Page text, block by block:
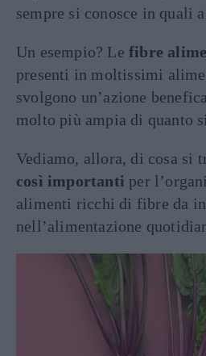
sempre si conosce in quali
Un esempio? Le fibre
presenti in moltissimi
svolgono un’azione
molto più ampia di quanto
Vediamo, allora, di cosa si
così importanti per
alimenti ricchi di fibre da
nell’alimentazione